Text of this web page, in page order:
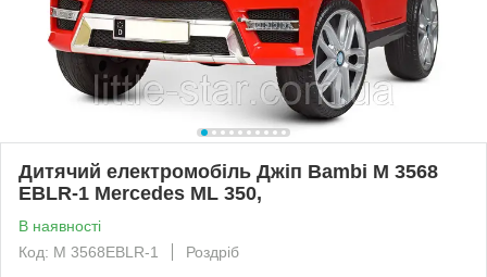
Дитячий електромобіль Джіп Bambi M 3568
EBLR-1 Mercedes ML 350,
В наявності
Код: M 3568EBLR-1
Роздріб